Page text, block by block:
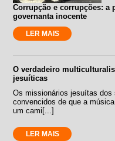
Corrupção e corrupções: a
governanta inocente
LER MAIS
O verdadeiro
jesuíticas
Os missionários jesuítas
convencidos de que a
um cami[...]
LER MAIS